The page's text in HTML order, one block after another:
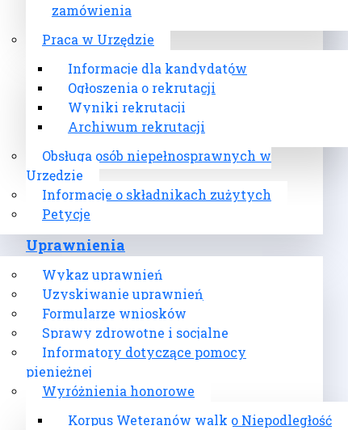
zamówienia
Praca w Urzędzie
Informacje dla kandydatów
Ogłoszenia o rekrutacji
Wyniki rekrutacji
Archiwum rekrutacji
Obsługa osób niepełnosprawnych w
Urzędzie
Informacje o składnikach zużytych
Petycje
Uprawnienia
Wykaz uprawnień
Uzyskiwanie uprawnień
Formularze wniosków
Sprawy zdrowotne i socjalne
Informatory dotyczące pomocy
pieniężnej
Wyróżnienia honorowe
Korpus Weteranów walk o Niepodległość